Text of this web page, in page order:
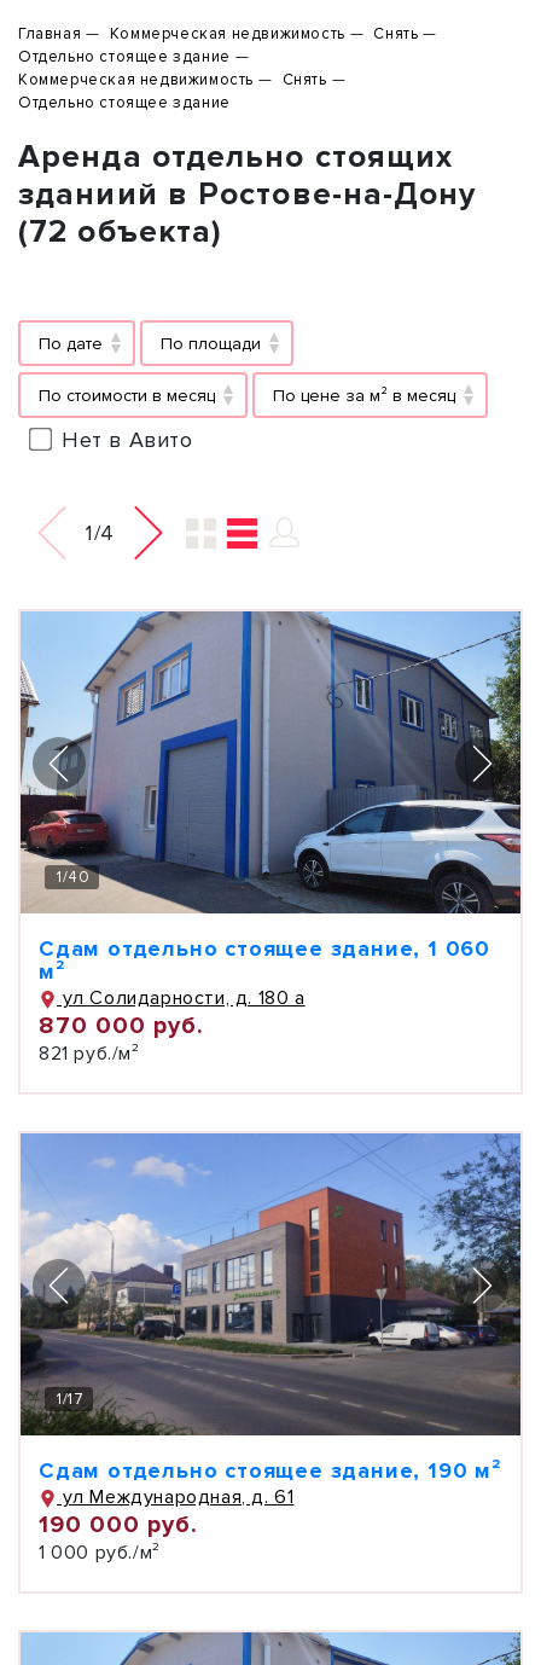
Главная Коммерческая недвижимость
Снять
Отдельно стоящее здание
Коммерческая недвижимость
Снять
Отдельно стоящее здание
Аренда отдельно стоящих
зданиий в Ростове-на-Дону
(72 объекта)
По дате По площади
По стоимости в месяц По цене за м² в месяц
Нет в Авито
1/4
1/40
Сдам отдельно стоящее здание, 1 060
м²
ул Солидарности, д. 180 а
870 000 руб.
821 руб./м²
1/17
Сдам отдельно стоящее здание, 190 м²
ул Международная, д. 61
190 000 руб.
1 000 руб./м²